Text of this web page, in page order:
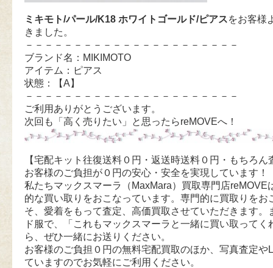
ミキモト/パール/K18 ホワイトゴールド/ピアスをお客様
きました。
－－－－－－－－－－－－－－－－－－－－－－
ブランド名：MIKIMOTO
アイテム：ピアス
状態：【A】
－－－－－－－－－－－－－－－－－－－－－－
ご利用ありがとうございます。
次回も「高く売りたい」と思ったらreMOVEへ！
【宅配キット往復送料０円・返送時送料０円・もちろん
お客様のご負担が０円の安心・安全を実現しています！
私たちマックスマーラ（MaxMara）買取専門店reMOVE
的な買い取りをおこなっています。専門的に買取りをお
そ、愛着をもって査定、高価買取させていただきます。
ド服で、「これもマックスマーラと一緒に買い取ってく
ら、ぜひ一緒にお送りください。
お客様のご負担０円の無料宅配買取のほか、写真査定や
ていますのでお気軽にご利用ください。